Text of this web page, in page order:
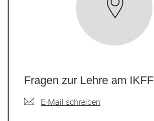
Fragen zur Lehre am IKFF
E-Mail schreiben